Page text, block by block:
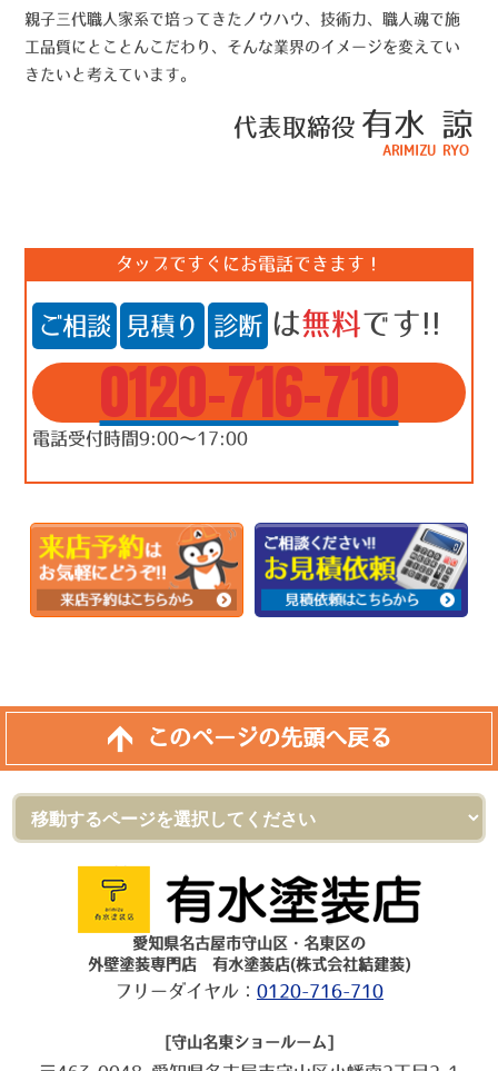
親子三代職人家系で培ってきたノウハウ、技術力、職人魂で施
工品質にとことんこだわり、そんな業界のイメージを変えてい
きたいと考えています。
代表取締役 有水 諒
ARIMIZU RYO
タップですぐにお電話できます！
ご相談 見積り 診断 は無料です!!
0120-716-710
電話受付時間9:00～17:00
このページの先頭へ戻る
愛知県名古屋市守山区・名東区の
外壁塗装専門店 有水塗装店(株式会社結建装)
フリーダイヤル： 0120-716-710
[守山名東ショールーム]